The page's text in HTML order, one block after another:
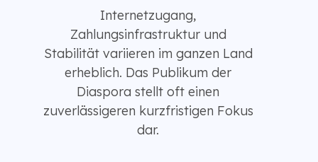
Internetzugang,
Zahlungsinfrastruktur und
Stabilität variieren im ganzen Land
erheblich. Das Publikum der
Diaspora stellt oft einen
zuverlässigeren kurzfristigen Fokus
dar.